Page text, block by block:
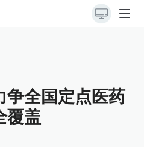
争全国定点医药
覆盖